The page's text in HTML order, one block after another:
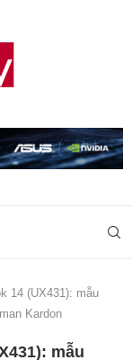
14 (UX431): mẫu
Kardon
mẫu